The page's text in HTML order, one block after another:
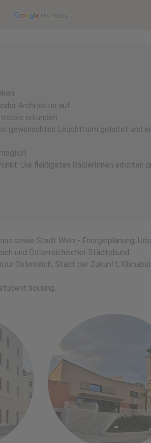
Architektur auf
erkunden
gewünschten Leuchtturm geleitet und
Die fleißigsten RadlerInnen erhalten
sowie Stadt Wien - Energieplanung,
und Österreichischer Städtebund.
Österreich, Stadt der Zukunft,
housing.
Quartier-
Foto: Pfarre
Mehr Info